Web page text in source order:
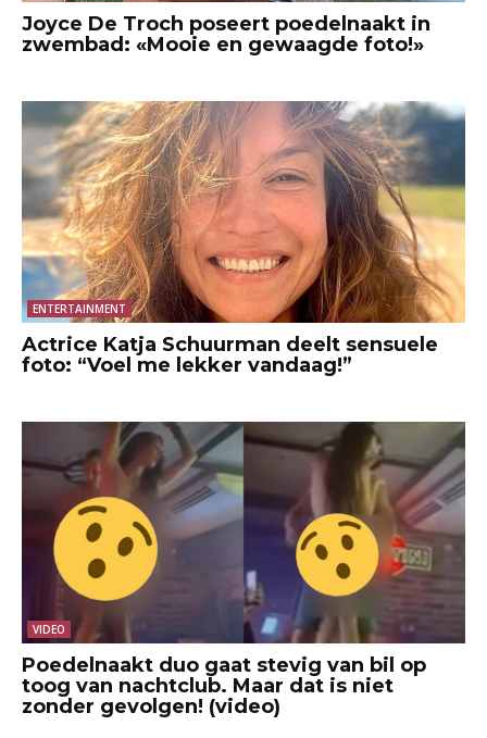
Joyce De Troch poseert poedelnaakt in
zwembad: «Mooie en gewaagde foto!»
ENTERTAINMENT
Actrice Katja Schuurman deelt sensuele
foto: “Voel me lekker vandaag!”
VIDEO
Poedelnaakt duo gaat stevig van bil op
toog van nachtclub. Maar dat is niet
zonder gevolgen! (video)